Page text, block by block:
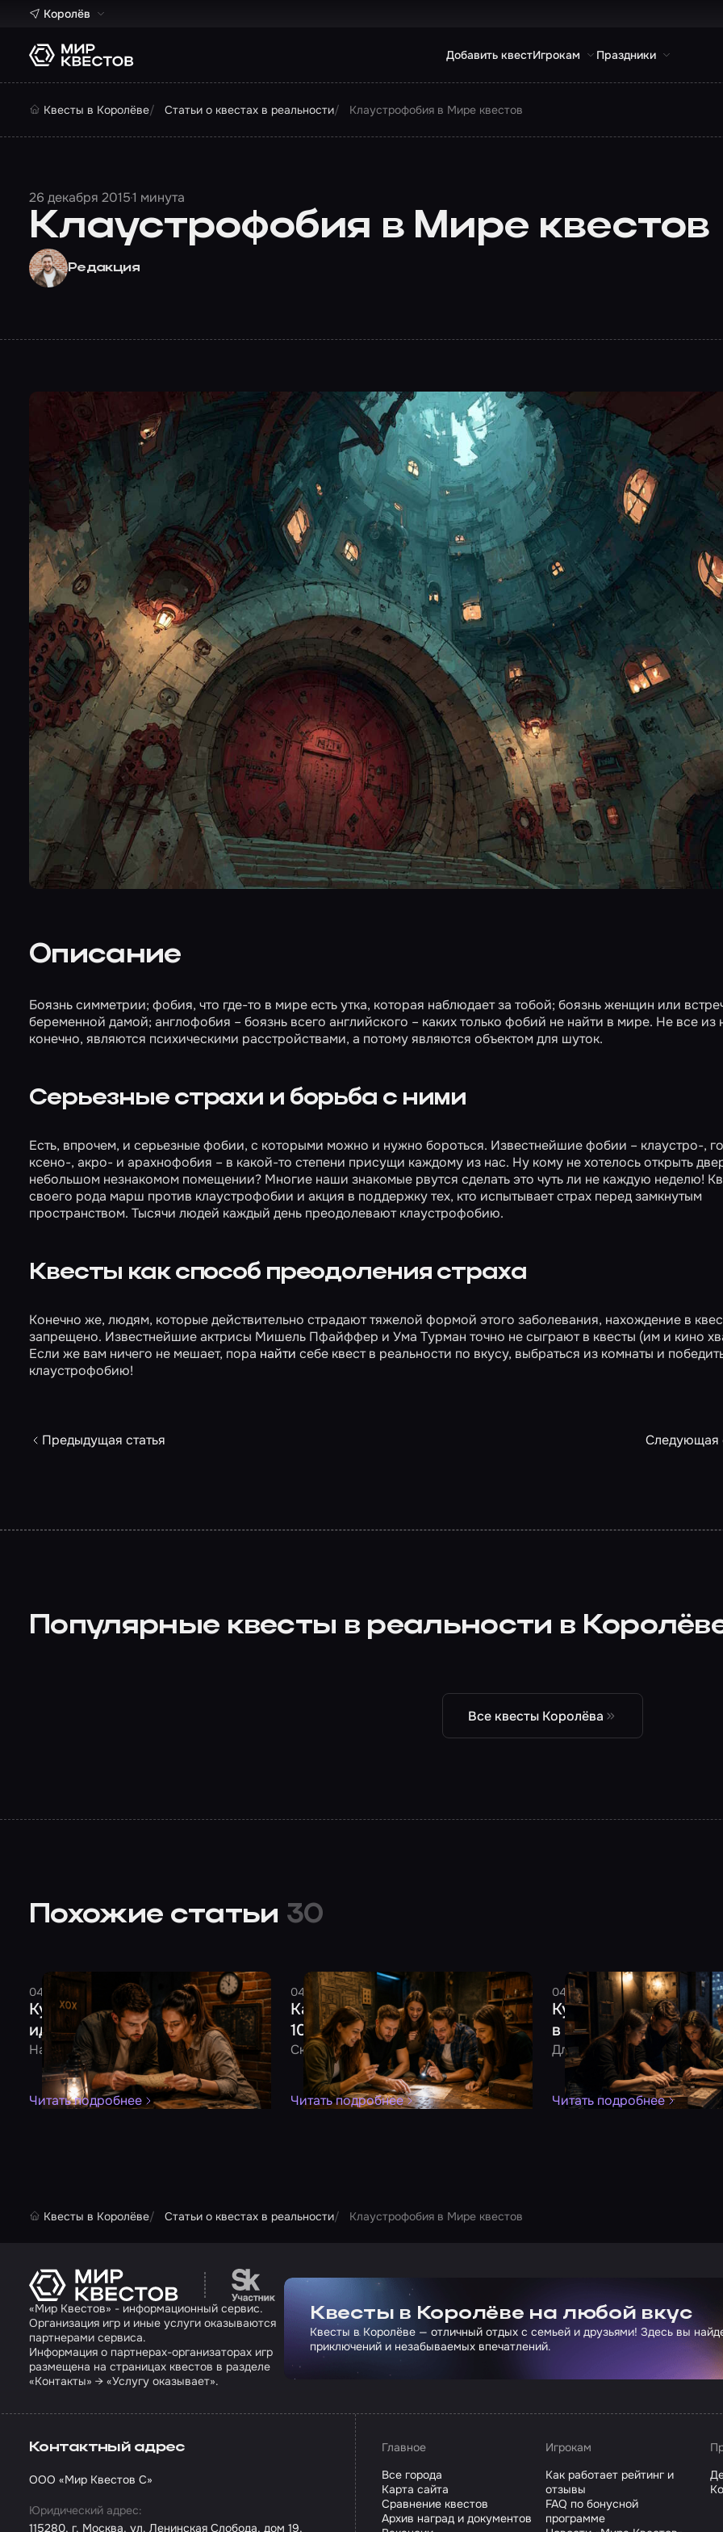
Королёв
Добавить квестИгрокам Праздники
Квесты в Королёве Статьи о квестах в реальности Клаустрофобия в Мире квестов
26 декабря 20151 минута
Клаустрофобия в Мире квестов
Редакция
Описание
Боязнь симметрии; фобия, что где-то в мире есть утка, которая наблюдает за тобой; боязнь женщин или
беременной дамой; англофобия – боязнь всего английского – каких только фобий не найти в мире. Не все из
конечно, являются психическими расстройствами, а потому являются объектом для шуток.
Серьезные страхи и борьба с ними
Есть, впрочем, и серьезные фобии, с которыми можно и нужно бороться. Известнейшие фобии – клаустро-,
ксено-, акро- и арахнофобия – в какой-то степени присущи каждому из нас. Ну кому не хотелось открыть
небольшом незнакомом помещении? Многие наши знакомые рвутся сделать это чуть ли не каждую неделю!
своего рода марш против клаустрофобии и акция в поддержку тех, кто испытывает страх перед замкнутым
пространством. Тысячи людей каждый день преодолевают клаустрофобию.
Квесты как способ преодоления страха
Конечно же, людям, которые действительно страдают тяжелой формой этого заболевания, нахождение в
запрещено. Известнейшие актрисы Мишель Пфайффер и Ума Турман точно не сыграют в квесты (им и кино
Если же вам ничего не мешает, пора найти себе квест в реальности по вкусу, выбраться из комнаты и
клаустрофобию!
Предыдущая статья Следующая
Популярные квесты в реальности в
Все квесты Королёва
Похожие статьи 30
04 августа 20267 минут Смельчак
Куда сходить на свидание: 10
идей для двоих
На все случаи жизни
Читать подробнее
04 августа 2026 6 минут Смельчак
Как отметить день рождения:
10 идей для взрослой компании
Скучно не будет!
Читать подробнее
04 августа 20268 минут
Куда сходить в
в Москве: 10 идей
Для тех, кто не хочет
Читать подробнее
Квесты в Королёве Статьи о квестах в реальности Клаустрофобия в Мире квестов
Перейти на сайт партнера Сколково
«Мир Квестов» - информационный сервис.
Организация игр и иные услуги оказываются
партнерами сервиса.
Информация о партнерах-организаторах игр
размещена на страницах квестов в разделе
«Контакты» → «Услугу оказывает».
Квесты в Королёве на любой вкус
Квесты в Королёве — отличный отдых с семьей и друзьями! Здесь вы
приключений и незабываемых впечатлений.
Контактный адрес
ООО «Мир Квестов С»
Юридический адрес:
115280, г. Москва, ул. Ленинская Слобода, дом 19,
Главное
Все города
Карта сайта
Сравнение квестов
Архив наград и документов
Игрокам
Как работает рейтинг и
отзывы
FAQ по бонусной
программе